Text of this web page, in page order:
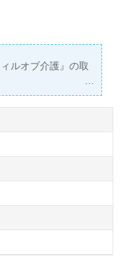
ルオブ介護』の取
いたします。